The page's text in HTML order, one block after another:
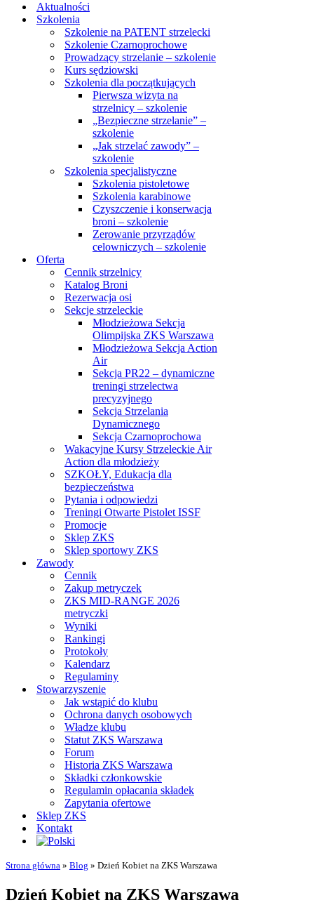
Aktualności
Szkolenia
Szkolenie na PATENT strzelecki
Szkolenie Czarnoprochowe
Prowadzący strzelanie – szkolenie
Kurs sędziowski
Szkolenia dla początkujących
Pierwsza wizyta na
strzelnicy – szkolenie
„Bezpieczne strzelanie” –
szkolenie
„Jak strzelać zawody” –
szkolenie
Szkolenia specjalistyczne
Szkolenia pistoletowe
Szkolenia karabinowe
Czyszczenie i konserwacja
broni – szkolenie
Zerowanie przyrządów
celowniczych – szkolenie
Oferta
Cennik strzelnicy
Katalog Broni
Rezerwacja osi
Sekcje strzeleckie
Młodzieżowa Sekcja
Olimpijska ZKS Warszawa
Młodzieżowa Sekcja Action
Air
Sekcja PR22 – dynamiczne
treningi strzelectwa
precyzyjnego
Sekcja Strzelania
Dynamicznego
Sekcja Czarnoprochowa
Wakacyjne Kursy Strzeleckie Air
Action dla młodzieży
SZKOŁY, Edukacja dla
bezpieczeństwa
Pytania i odpowiedzi
Treningi Otwarte Pistolet ISSF
Promocje
Sklep ZKS
Sklep sportowy ZKS
Zawody
Cennik
Zakup metryczek
ZKS MID-RANGE 2026
metryczki
Wyniki
Rankingi
Protokoły
Kalendarz
Regulaminy
Stowarzyszenie
Jak wstąpić do klubu
Ochrona danych osobowych
Władze klubu
Statut ZKS Warszawa
Forum
Historia ZKS Warszawa
Składki członkowskie
Regulamin opłacania składek
Zapytania ofertowe
Sklep ZKS
Kontakt
Strona główna » Blog » Dzień Kobiet na ZKS Warszawa
Dzień Kobiet na ZKS Warszawa